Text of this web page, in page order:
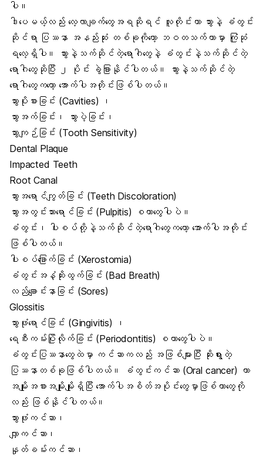
ပါ။
ဒါပေမယ့်လည်း လေ့လာချက်တွေအရဆိုရင် လူတိုင်းဟာ သွားနဲ့ ခံတွင်း
ဆိုင်ရာ ပြဿနာ အနည်းဆုံး တစ်ခုကိုတော့ ဘဝတသက်တာမှာ ကြုံဆုံ
ရလေ့ရှိပါ။ သွားနဲ့သက်ဆိုင်တဲ့ရောဂါတွေနဲ့ ခံတွင်းနဲ့သက်ဆိုင်တဲ့
ရောဂါတွေဆိုပြီး ၂ ပိုင်း ခွဲခြားနိုင်ပါတယ်။ သွားနဲ့သက်ဆိုင်တဲ့
ရောဂါတွေကတော့ အောက်ပါအတိုင်းဖြစ်ပါတယ်။
သွားပိုးစားခြင်း (Cavities) ၊
သွားအက်ခြင်း၊
သွားပဲ့ခြင်း ၊
သွားကျဉ်ခြင်း (Tooth Sensitivity)
Dental Plaque
Impacted Teeth
Root Canal
သွားအရောင်ကျွတ်ခြင်း (Teeth Discoloration)
သွားအတွင်းသားရောင်ခြင်း (Pulpitis) စတာတွေပါပဲ။
ခံတွင်း၊ ပါးစပ်တို့နဲ့သက်ဆိုင်တဲ့ရောဂါတွေကတော့ အောက်ပါအတိုင်း
ဖြစ်ပါတယ်။
ပါးစပ်ခြောက်ခြင်း (Xerostomia)
ခံတွင်းအနံ့ဆိုးထွက်ခြင်း (Bad Breath)
လည်ချောင်းနာခြင်း (Sores)
Glossitis
သွားဖုံးရောင်ခြင်း (Gingivitis) ၊
ရေစီးကမ်းပြိုလိုက်ခြင်း (Periodontitis) စတာတွေပါပဲ။
ခံတွင်းပြဿနာတွေထဲမှာ ကင်ဆာကလည်း အဖြစ်များပြီး ဆိုးရွားတဲ့
ပြဿနာတစ်ခုဖြစ်ပါတယ်။
ခံတွင်းကင်ဆာ (Oral cancer) ဟာ
အမျိုးအစားအမျိုးမျိုးရှိပြီး အောက်ပါအစိတ်အပိုင်းတွေမှာဖြစ်တာတွေကို
လည်း ဖြစ်နိုင်ပါတယ်။
သွားဖုံးကင်ဆာ၊
လျှာကင်ဆာ၊
နှုတ်ခမ်းကင်ဆာ၊